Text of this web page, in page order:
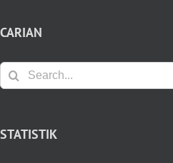
CARIAN
Search
for:
STATISTIK